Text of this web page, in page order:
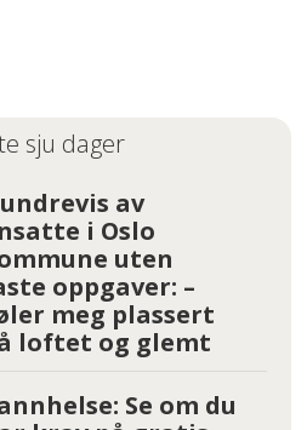
sju dager
av
i Oslo
uten
oppgaver: –
meg plassert
loftet og glemt
Se om du